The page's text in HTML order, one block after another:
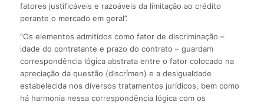
fatores justificáveis e razoáveis da limitação ao crédito
perante o mercado em geral”.
“Os elementos admitidos como fator de discriminação –
idade do contratante e prazo do contrato – guardam
correspondência lógica abstrata entre o fator colocado na
apreciação da questão (discrímen) e a desigualdade
estabelecida nos diversos tratamentos jurídicos, bem como
há harmonia nessa correspondência lógica com os